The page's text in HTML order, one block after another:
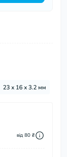
23 х 16 х 3.2 мм
від 80 ₴